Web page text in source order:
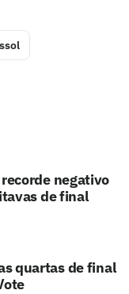
negativo
de final
quartas de final